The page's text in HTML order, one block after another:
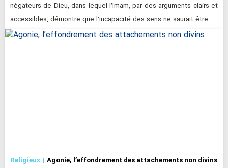
négateurs de Dieu, dans lequel l’Imam, par des arguments clairs et
accessibles, démontre que l’incapacité des sens ne saurait être…
Religieux Agonie, l’effondrement des attachements non divins